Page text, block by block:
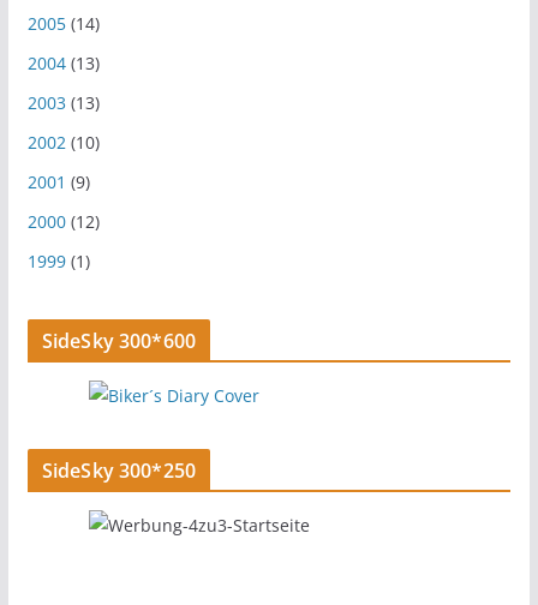
2005(14)
2004(13)
2003 (13)
2002(10)
2001 (9)
2000(12)
1999(1)
SideSky 300*600
SideSky 300*250